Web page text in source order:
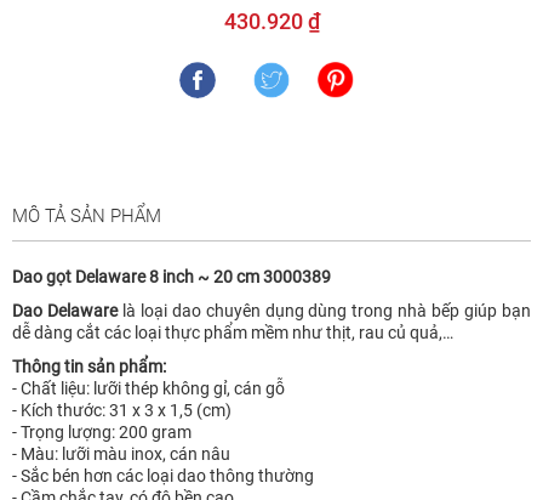
430.920 ₫
MÔ TẢ SẢN PHẨM
Dao gọt Delaware 8 inch ~ 20 cm 3000389
Dao Delaware là loại dao chuyên dụng dùng trong nhà bếp giúp bạn
dễ dàng cắt các loại thực phẩm mềm như thịt, rau củ quả,…
Thông tin sản phẩm:
- Chất liệu: lưỡi thép không gỉ, cán gỗ
- Kích thước: 31 x 3 x 1,5 (cm)
- Trọng lượng: 200 gram
- Màu: lưỡi màu inox, cán nâu
- Sắc bén hơn các loại dao thông thường